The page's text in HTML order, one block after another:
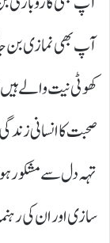
آپ بھی نمازی بن
کھوٹی نیت والے
صحبت کا انسانی
تہہ دل سے مشکور
سازی اور ان کی